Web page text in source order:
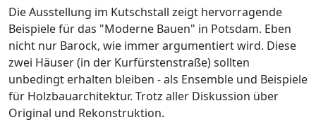
Die Ausstellung im Kutschstall zeigt hervorragende
Beispiele für das "Moderne Bauen" in Potsdam. Eben
nicht nur Barock, wie immer argumentiert wird. Diese
zwei Häuser (in der Kurfürstenstraße) sollten
unbedingt erhalten bleiben - als Ensemble und Beispiele
für Holzbauarchitektur. Trotz aller Diskussion über
Original und Rekonstruktion.